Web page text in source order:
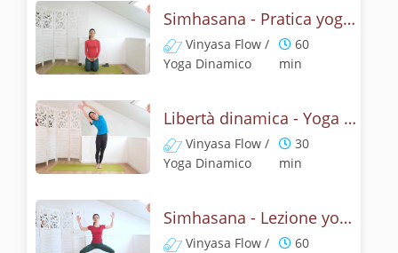
Simhasana - Pratica yoga con la tecnica della posizione del ruggito del leone
Vinyasa Flow /
Yoga Dinamico
60
min
Libertà dinamica - Yoga con il ruggito del leone
Vinyasa Flow /
Yoga Dinamico
30
min
Simhasana - Lezione yoga con la mitologia della posizione del ruggito del leone
Vinyasa Flow /
60